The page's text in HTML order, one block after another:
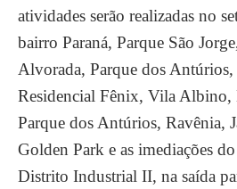
atividades serão realizadas no
bairro Paraná, Parque São
Alvorada, Parque dos
Residencial Fênix, Vila Albino,
Parque dos Antúrios, Ravênia,
Golden Park e as imediações
Distrito Industrial II, na saída